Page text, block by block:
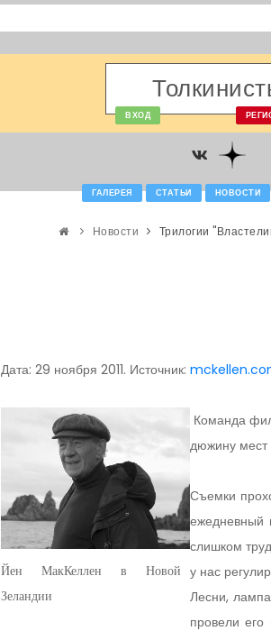
ВХОД
ГАЛЕРЕЯ СТАТЬИ НОВОСТИ
Новости Трилогии
Дата: 29 ноября 2011. Источник:
Йен МакКеллен в Новой
Зеландии
Команда
дюжину мест
Съемки
ежедневный
слишком
у нас
Лесни,
провели